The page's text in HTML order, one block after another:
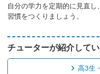
自分の学力を定期的に見直
習慣をつくりましょう。
チューターが紹介して
高3生